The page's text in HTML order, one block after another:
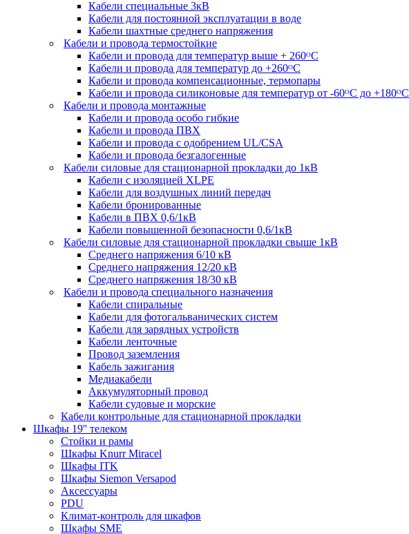
Кабели специальные 3кВ
Кабели для постоянной эксплуатации в воде
Кабели шахтные среднего напряжения
Кабели и провода термостойкие
Кабели и провода для температур выше + 260ᴼС
Кабели и провода для температур до +260ᴼС
Кабели и провода компенсационные, термопары
Кабели и провода силиконовые для температур от -60ᴼC до +180ᴼС
Кабели и провода монтажные
Кабели и провода особо гибкие
Кабели и провода ПВХ
Кабели и провода с одобрением UL/CSA
Кабели и провода безгалогенные
Кабели силовые для стационарной прокладки до 1кВ
Кабели c изоляцией XLPE
Кабели для воздушных линий передач
Кабели бронированные
Кабели в ПВХ 0,6/1кВ
Кабели повышенной безопасности 0,6/1кВ
Кабели силовые для стационарной прокладки свыше 1кВ
Среднего напряжения 6/10 кВ
Среднего напряжения 12/20 кВ
Среднего напряжения 18/30 кВ
Кабели и провода специального назначения
Кабели спиральные
Кабели для фотогальванических систем
Кабели для зарядных устройств
Кабели ленточные
Провод заземления
Кабель зажигания
Медиакабели
Аккумуляторный провод
Кабели судовые и морские
Кабели контрольные для стационарной прокладки
Шкафы 19'' телеком
Стойки и рамы
Шкафы Knurr Miracel
Шкафы ITK
Шкафы Siemon Versapod
Аксессуары
PDU
Климат-контроль для шкафов
Шкафы SME